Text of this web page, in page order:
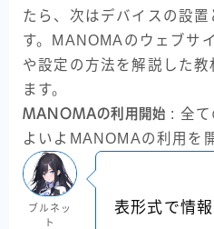
たら、次はデバイスの設
す。MANOMAのウェブサ
や設定の方法を解説した
ます。
MANOMAの利用開始 : 全て
よいよMANOMAの利用を
ブルネッ
ト
表形式で情